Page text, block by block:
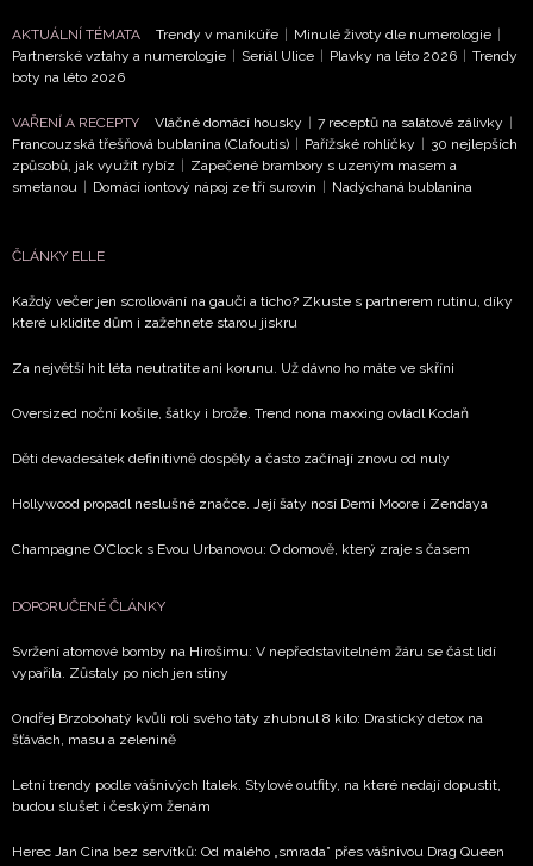
AKTUÁLNÍ TÉMATA Trendy v manikúře | Minulé životy dle numerologie |
Partnerské vztahy a numerologie | Seriál Ulice | Plavky na léto 2026 | Trendy
boty na léto 2026
VAŘENÍ A RECEPTY Vláčné domácí housky | 7 receptů na salátové zálivky |
Francouzská třešňová bublanina (Clafoutis) | Pařížské rohlíčky | 30 nejlepších
způsobů, jak využít rybíz | Zapečené brambory s uzeným masem a
smetanou | Domácí iontový nápoj ze tří surovin | Nadýchaná bublanina
ČLÁNKY ELLE
Každý večer jen scrollování na gauči a ticho? Zkuste s partnerem rutinu, díky
které uklidíte dům i zažehnete starou jiskru
Za největší hit léta neutratíte ani korunu. Už dávno ho máte ve skříni
Oversized noční košile, šátky i brože. Trend nona maxxing ovládl Kodaň
Děti devadesátek definitivně dospěly a často začínají znovu od nuly
Hollywood propadl neslušné značce. Její šaty nosí Demi Moore i Zendaya
Champagne O'Clock s Evou Urbanovou: O domově, který zraje s časem
DOPORUČENÉ ČLÁNKY
Svržení atomové bomby na Hirošimu: V nepředstavitelném žáru se část lidí
vypařila. Zůstaly po nich jen stíny
Ondřej Brzobohatý kvůli roli svého táty zhubnul 8 kilo: Drastický detox na
šťávách, masu a zelenině
Letní trendy podle vášnivých Italek. Stylové outfity, na které nedají dopustit,
budou slušet i českým ženám
Herec Jan Cina bez servítků: Od malého „smrada” přes vášnivou Drag Queen